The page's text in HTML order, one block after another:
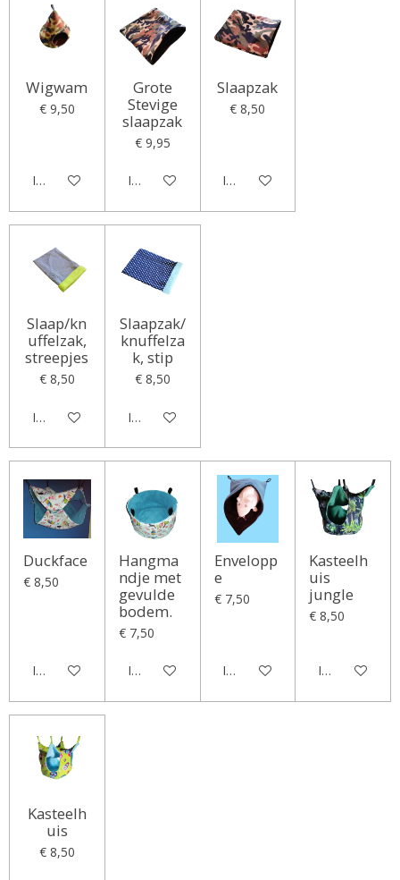
Wigwam
€ 9,50
In winkelwagen
Grote
Stevige
slaapzak
€ 9,95
In winkelwagen
Slaapzak
€ 8,50
In winkelwagen
Slaap/kn
uffelzak,
streepjes
€ 8,50
In winkelwagen
Slaapzak/
knuffelza
k, stip
€ 8,50
In winkelwagen
Duckface
€ 8,50
In winkelwagen
Hangma
ndje met
gevulde
bodem.
€ 7,50
In winkelwagen
Envelopp
e
€ 7,50
In winkelwagen
Kasteelh
uis
jungle
€ 8,50
In
Kasteelh
uis
€ 8,50